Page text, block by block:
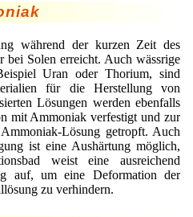
während der kurzen Zeit des
bei Solen erreicht. Auch wässrige
Uran oder Thorium, sind
für die Herstellung von
Lösungen werden ebenfalls
mit Ammoniak verfestigt und zur
Lösung getropft. Auch
ist eine Aushärtung möglich,
weist eine ausreichend
auf, um eine Deformation der
zu verhindern.